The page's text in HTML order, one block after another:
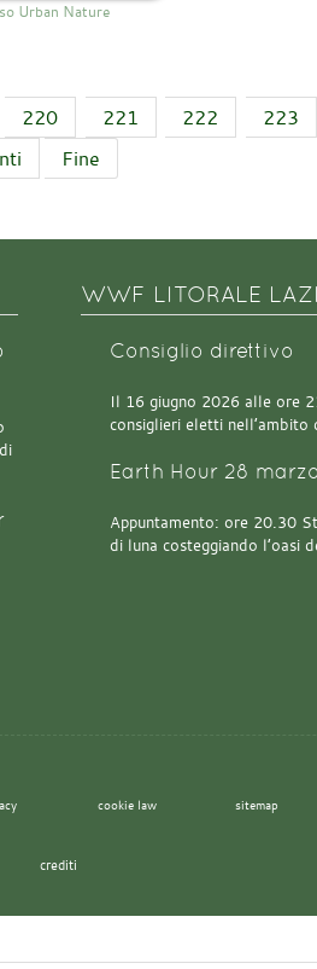
Urban Nature
220 221 222 223
Fine
WWF LITORALE
Consiglio direttivo
Il 16 giugno 2026 alle ore
consiglieri eletti
Earth Hour 28
Appuntamento: ore 20.30
di luna costeggiando l’oasi
cookie law sitemap
crediti